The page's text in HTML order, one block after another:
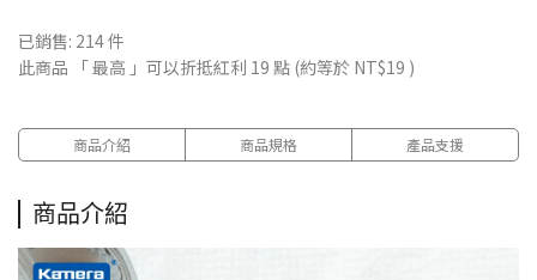
已銷售: 214 件
此商品 「 最高 」可以折抵紅利 19 點 (約等於 NT$19 )
商品介紹 商品規格 產品支援
商品介紹